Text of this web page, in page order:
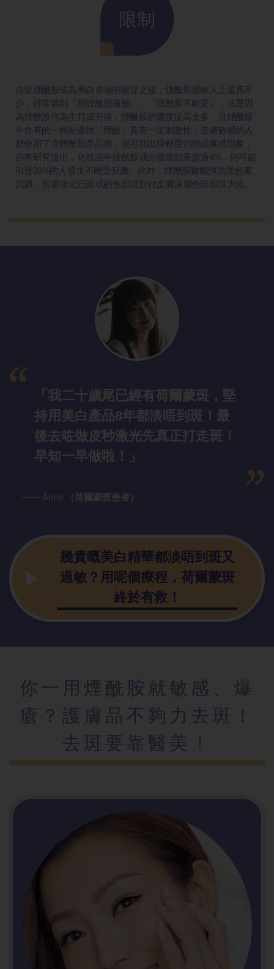
限制
自從煙酰胺成為美白市場的寵兒之後，煙酰胺過敏人士還真不
少，經常聽到「用煙酰胺過敏」、「煙酰胺不耐受」，這是因
為煙酰胺作為主打成分後，煙酰胺的濃度提高太多，且煙酰胺
中含有的一種副產物「煙酸」具有一定刺激性，皮膚敏感的人
群使用了含煙酰胺產品後，很可能出現輕度灼燒或癢感現象，
亦有研究提出，化妝品中煙酰胺成分濃度如果超過4%，則可能
引發20%的人發生不耐受反應。此外，煙酰胺雖能預防黑色素
沉澱，但要淡化已形成的色斑或對付皮膚深層色斑卻沒大效。
「我二十歲尾已經有荷爾蒙斑，堅
持用美白產品8年都淡唔到斑！最
後去咗做皮秒激光先真正打走斑！
早知一早做啦！」
—— Anna （荷爾蒙斑患者）
幾貴嘅美白精華都淡唔到斑又
過敏？用呢個療程，荷爾蒙斑
終於有救！
你一用煙酰胺 就敏感、爆
瘡？護膚品不夠力去斑！
去斑要靠醫美！